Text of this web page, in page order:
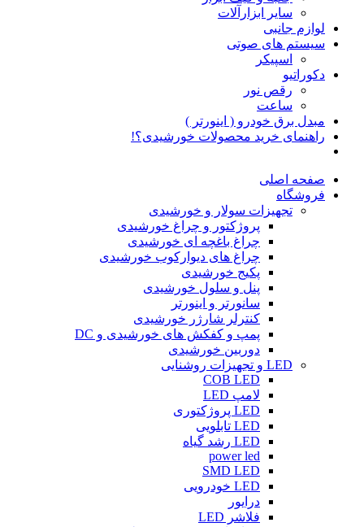
سایر ابزارآلات
لوازم جانبی
سیستم های صوتی
اسپیکر
دکوراتیو
رقص نور
ساعت
مبدل برق خودرو ( اینورتر )
راهنمای خرید محصولات خورشیدی؟!
صفحه اصلی
فروشگاه
تجهیزات سولار و خورشیدی
پروژکتور و چراغ خورشیدی
چراغ باغچه ای خورشیدی
چراغ های دیوارکوب خورشیدی
پکیج خورشیدی
پنل و سلول خورشیدی
سانورتر و اینورتر
کنترلر شارژر خورشیدی
پمپ و کفکش های خورشیدی و DC
دوربین خورشیدی
LED و تجهیزات روشنایی
COB LED
لامپ LED
LED پروژکتوری
LED تابلویی
LED رشد گیاه
power led
SMD LED
LED خودرویی
درایور
فلاشر LED